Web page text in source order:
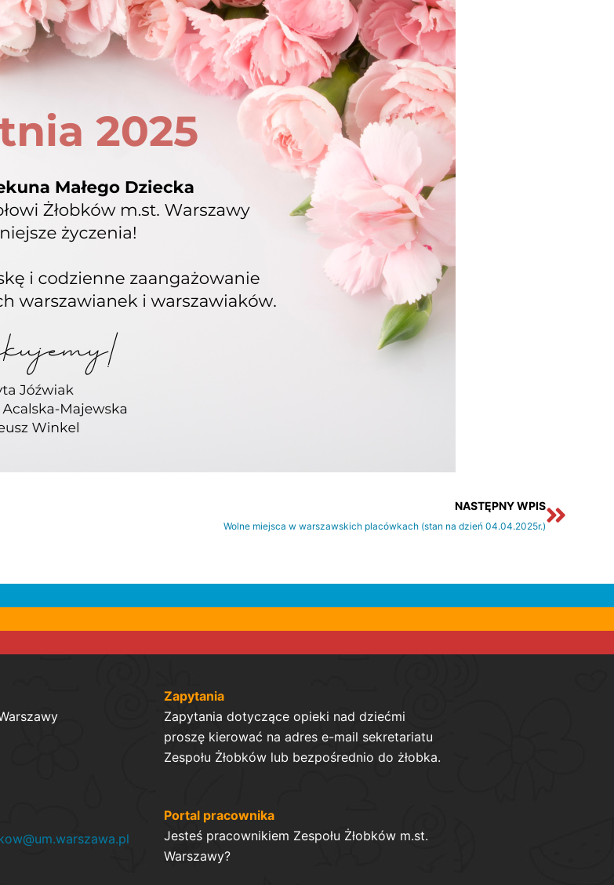
NASTĘPNY WPIS
Wolne miejsca w warszawskich placówkach (stan na dzień 04.04.2025r.)
Zapytania
Zapytania dotyczące opieki nad dziećmi
proszę kierować na adres e-mail sekretariatu
Zespołu Żłobków lub bezpośrednio do żłobka.
Portal pracownika
Jesteś pracownikiem Zespołu Żłobków m.st.
Warszawy?